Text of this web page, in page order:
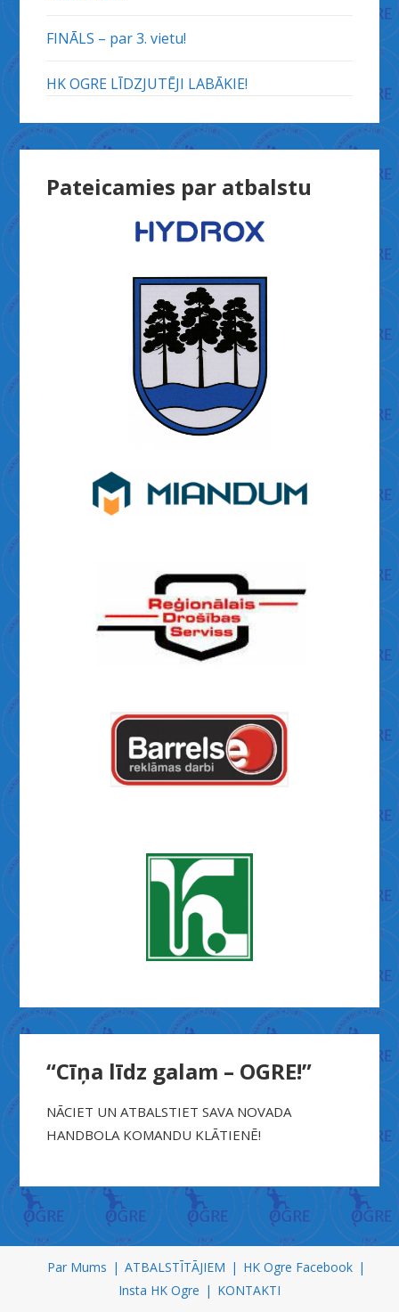
FINĀLS – par 3. vietu!
HK OGRE LĪDZJUTĒJI LABĀKIE!
Pateicamies par atbalstu
“Cīņa līdz galam – OGRE!”
NĀCIET UN ATBALSTIET SAVA NOVADA
HANDBOLA KOMANDU KLĀTIENĒ!
X
Par Mums ATBALSTĪTĀJIEM
HK Ogre Facebook
Insta HK Ogre
KONTAKTI